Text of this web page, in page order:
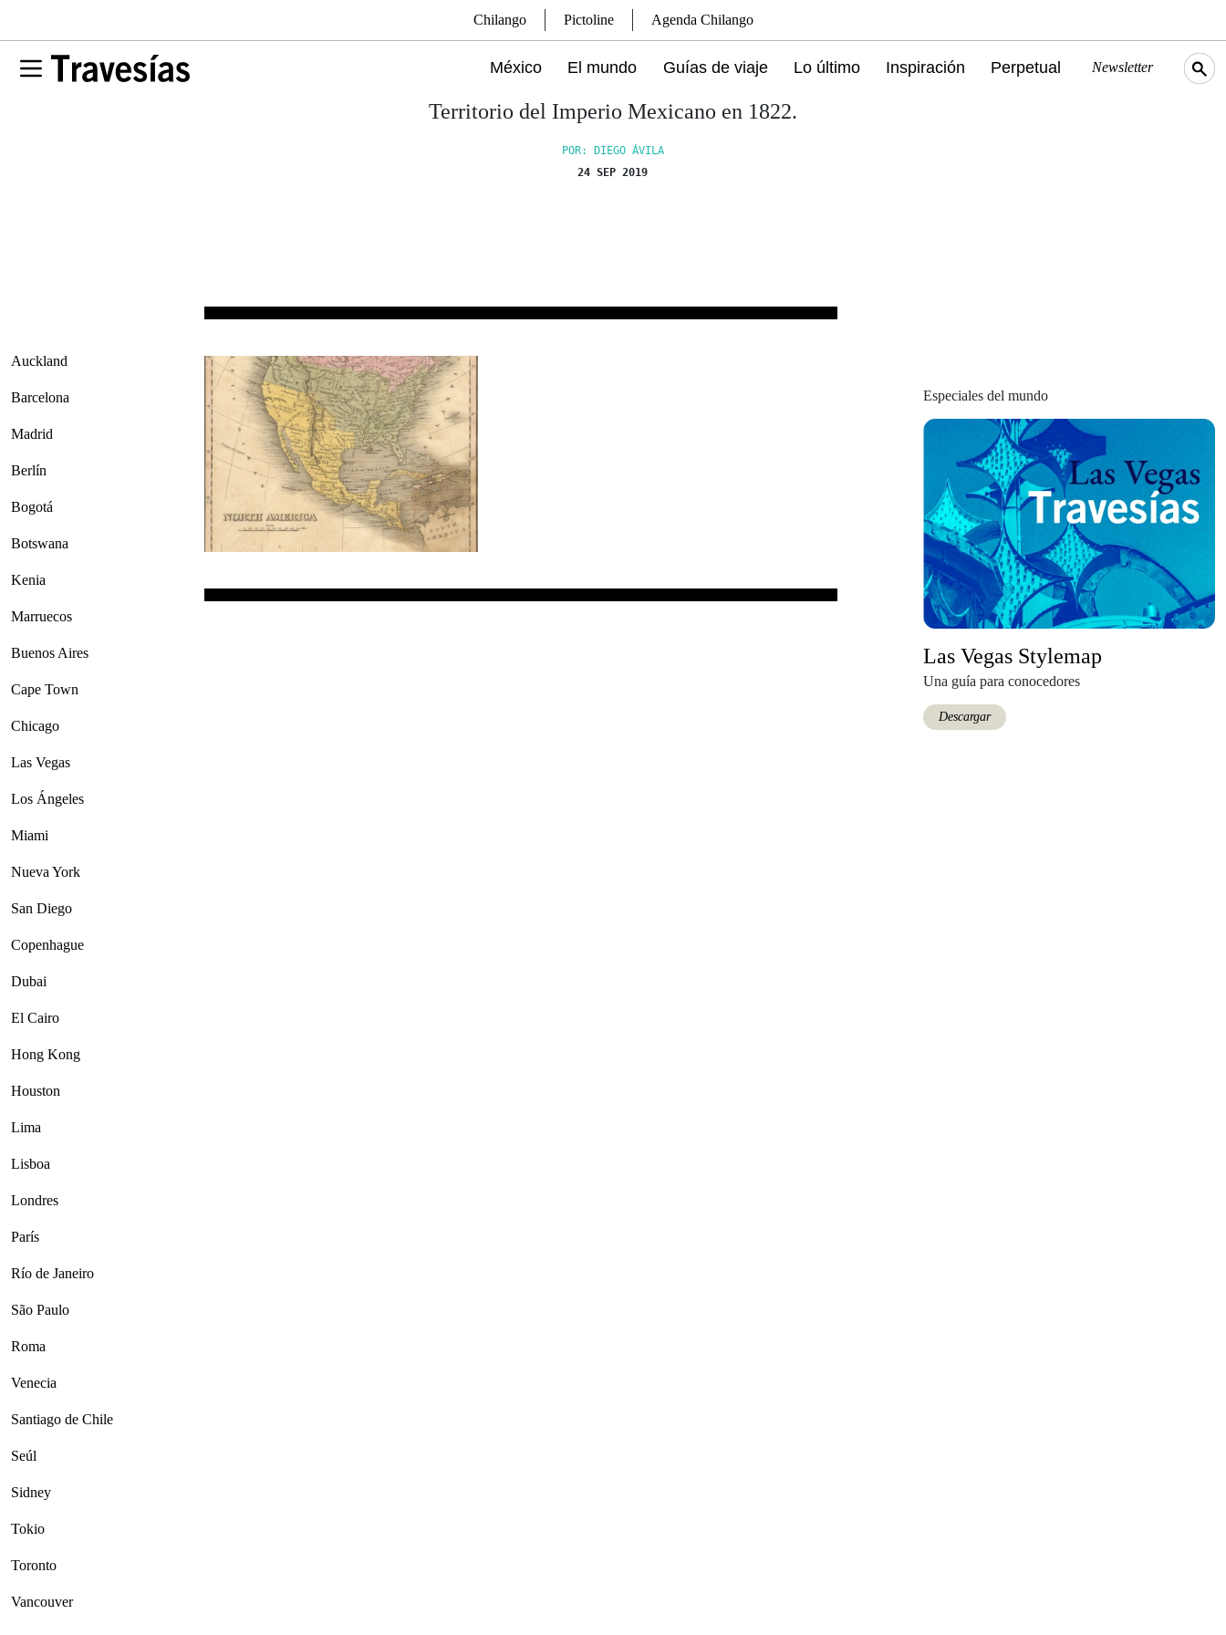
Chilango Pictoline Agenda Chilango
México El mundo Guías de viaje Lo último Inspiración Perpetual Newsletter
Territorio del Imperio Mexicano en 1822.
POR: DIEGO ÁVILA
24 SEP 2019
Auckland
Barcelona
Madrid
Berlín
Bogotá
Botswana
Kenia
Marruecos
Buenos Aires
Cape Town
Chicago
Las Vegas
Los Ángeles
Miami
Nueva York
San Diego
Copenhague
Dubai
El Cairo
Hong Kong
Houston
Lima
Lisboa
Londres
París
Río de Janeiro
São Paulo
Roma
Venecia
Santiago de Chile
Seúl
Sidney
Tokio
Toronto
Vancouver
Especiales del mundo
Las Vegas Stylemap
Una guía para conocedores
Descargar